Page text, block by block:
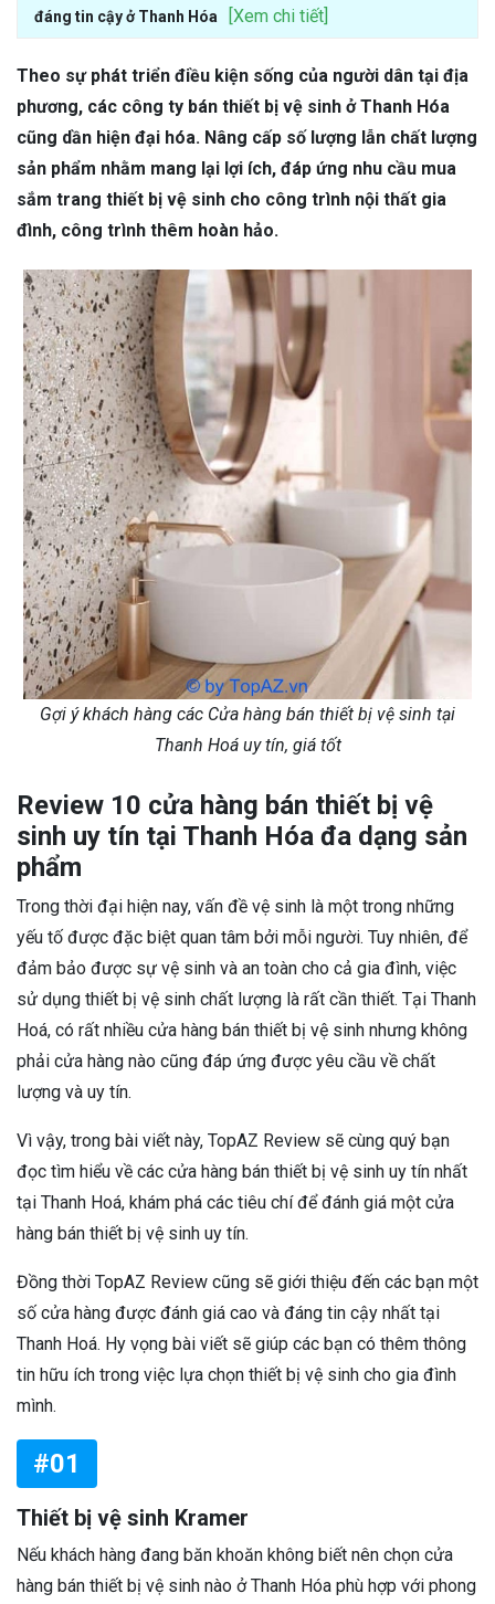
đáng tin cậy ở Thanh Hóa
[Xem chi tiết]
Theo sự phát triển điều kiện sống của người dân tại địa
phương, các công ty bán thiết bị vệ sinh ở Thanh Hóa
cũng dần hiện đại hóa. Nâng cấp số lượng lẫn chất lượng
sản phẩm nhằm mang lại lợi ích, đáp ứng nhu cầu mua
sắm trang thiết bị vệ sinh cho công trình nội thất gia
đình, công trình thêm hoàn hảo.
Gợi ý khách hàng các Cửa hàng bán thiết bị vệ sinh tại
Thanh Hoá uy tín, giá tốt
Review 10 cửa hàng bán thiết bị vệ
sinh uy tín tại Thanh Hóa đa dạng sản
phẩm
Trong thời đại hiện nay, vấn đề vệ sinh là một trong những
yếu tố được đặc biệt quan tâm bởi mỗi người. Tuy nhiên, để
đảm bảo được sự vệ sinh và an toàn cho cả gia đình, việc
sử dụng thiết bị vệ sinh chất lượng là rất cần thiết. Tại Thanh
Hoá, có rất nhiều cửa hàng bán thiết bị vệ sinh nhưng không
phải cửa hàng nào cũng đáp ứng được yêu cầu về chất
lượng và uy tín.
Vì vậy, trong bài viết này, TopAZ Review sẽ cùng quý bạn
đọc tìm hiểu về các cửa hàng bán thiết bị vệ sinh uy tín nhất
tại Thanh Hoá, khám phá các tiêu chí để đánh giá một cửa
hàng bán thiết bị vệ sinh uy tín.
Đồng thời TopAZ Review cũng sẽ giới thiệu đến các bạn một
số cửa hàng được đánh giá cao và đáng tin cậy nhất tại
Thanh Hoá. Hy vọng bài viết sẽ giúp các bạn có thêm thông
tin hữu ích trong việc lựa chọn thiết bị vệ sinh cho gia đình
mình.
#01
Thiết bị vệ sinh Kramer
Nếu khách hàng đang băn khoăn không biết nên chọn cửa
hàng bán thiết bị vệ sinh nào ở Thanh Hóa phù hợp với phong